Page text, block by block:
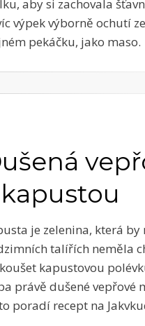
aby si zachovala
výpek výborně ochutí
pekáčku, jako maso.
je zelenina, která by
talířích neměla
kapustovou
právě dušené vepřové
poradí recept na